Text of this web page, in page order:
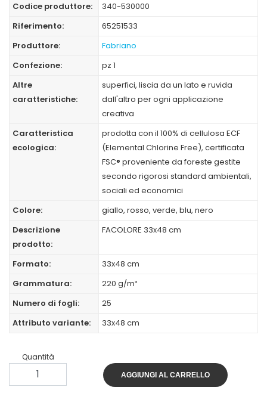
Codice produttore:
340-530000
Riferimento:
65251533
Produttore:
Fabriano
Confezione:
pz 1
Altre
caratteristiche:
superfici, liscia da un lato e ruvida
dall'altro per ogni applicazione
creativa
Caratteristica
ecologica:
prodotta con il 100% di cellulosa ECF
(Elemental Chlorine Free), certificata
FSC® proveniente da foreste gestite
secondo rigorosi standard ambientali,
sociali ed economici
Colore:
giallo, rosso, verde, blu, nero
Descrizione
prodotto:
FACOLORE 33x48 cm
Formato:
33x48 cm
Grammatura:
220 g/m²
Numero di fogli:
25
Attributo variante:
33x48 cm
Quantità
AGGIUNGI AL CARRELLO